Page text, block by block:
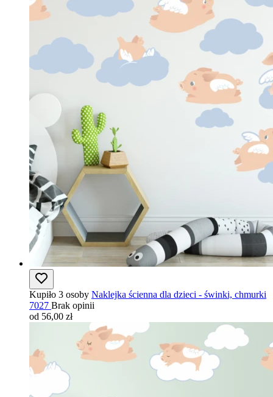
Kupiło 3 osoby Naklejka ścienna dla dzieci - świnki, chmurki
7027 Brak opinii
od 56,00 zł